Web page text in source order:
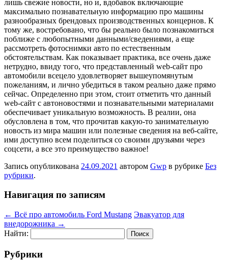
лишь свежие новости, но и, вдобавок включающие
максимально познавательную информацию про машины
разнообразных брендовых производственных концернов. К
тому же, востребовано, что бы реально было познакомиться
поближе с любопытными данными/сведениями, а еще
рассмотреть фотоснимки авто по естественным
обстоятельствам. Как показывает практика, все очень даже
нетрудно, ввиду того, что представленный web-сайт про
автомобили всецело удовлетворяет вышеупомянутым
пожеланиям, и лично убедиться в таком реально даже прямо
сейчас. Определенно при этом, стоит отметить что данный
web-сайт с автоновостями и познавательными материалами
обеспечивает уникальную возможность. В реалии, она
обусловлена в том, что прочитав какую-то занимательную
новость из мира машин или полезные сведения на веб-сайте,
ими доступно всем поделиться со своими друзьями через
соцсети, а все это преимущество важное!
Запись опубликована 24.09.2021 автором Gwp в рубрике Без
рубрики.
Навигация по записям
← Всё про автомобиль Ford Mustang Эвакуатор для
внедорожника →
Найти:
Рубрики